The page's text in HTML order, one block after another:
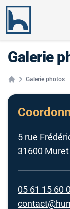
Galerie
Galerie photos
5 rue
31600 Muret
05 61 15 60